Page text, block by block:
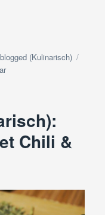
Sweet Chili &
(Kulinarisch)
zu
Sweet
&
Chili &